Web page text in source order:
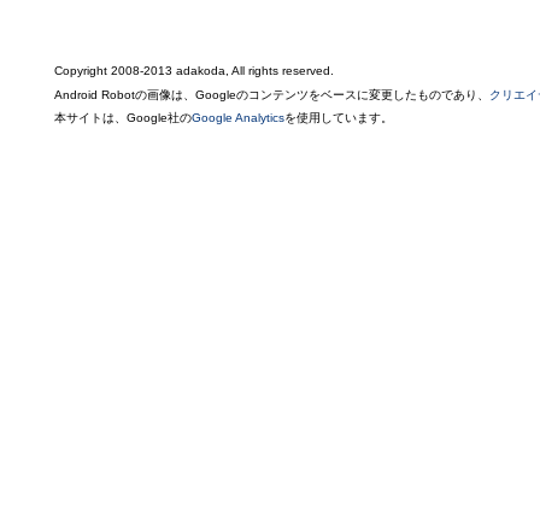
Copyright 2008-2013 adakoda, All rights reserved.
Android Robotの画像は、Googleのコンテンツをベースに変更したものであり、 クリエ
本サイトは、Google社のGoogle Analyticsを使用しています。